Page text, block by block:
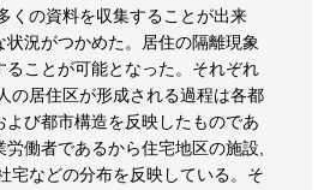
くの資料を収集することが出来
況がつかめた。居住の隔離現象
ることが可能となった。それぞれ
の居住区が形成される過程は各都
び都市構造を反映したものであ
働者であるから住宅地区の施設,
宅などの分布を反映している。そ